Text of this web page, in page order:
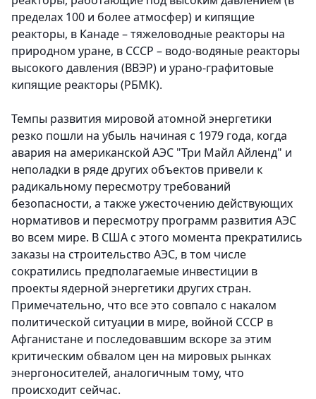
пределах 100 и более атмосфер) и кипящие
реакторы, в Канаде – тяжеловодные реакторы на
природном уране, в СССР – водо-водяные реакторы
высокого давления (ВВЭР) и урано-графитовые
кипящие реакторы (РБМК).
Темпы развития мировой атомной энергетики
резко пошли на убыль начиная с 1979 года, когда
авария на американской АЭС "Три Майл Айленд" и
неполадки в ряде других объектов привели к
радикальному пересмотру требований
безопасности, а также ужес­точению действующих
нормативов и пересмотру программ развития АЭС
во всем мире. В США с этого момента прекратились
заказы на строительство АЭС, в том числе
сократились предполагаемые инвестиции в
проекты ядерной энергетики других стран.
Примечательно, что все это совпало с накалом
политической ситуации в мире, войной СССР в
Афганистане и последовавшим вскоре за этим
критическим обвалом цен на мировых рынках
энергоносителей, аналогичным тому, что
происходит сейчас.